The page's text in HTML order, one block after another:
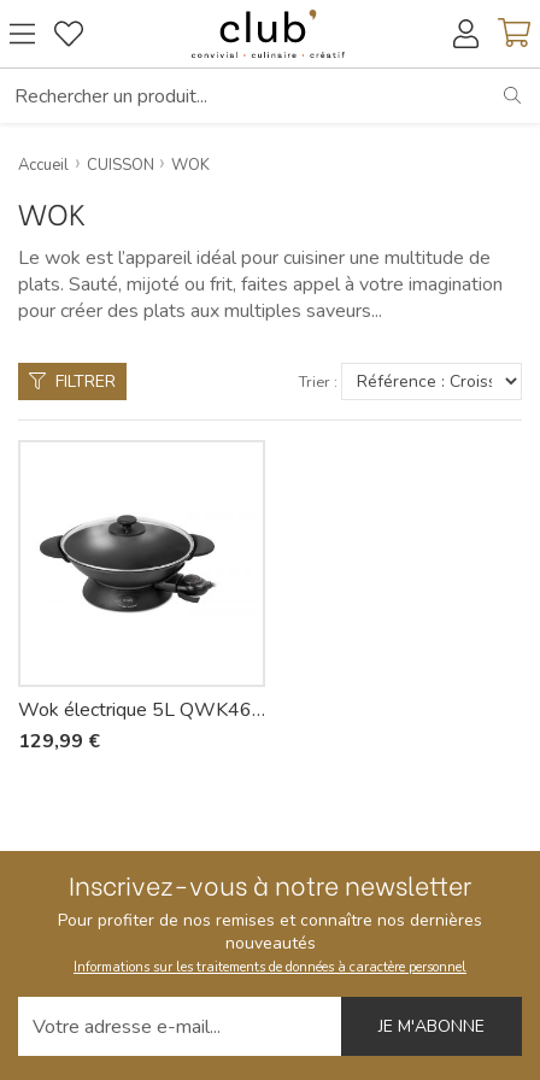
Accueil CUISSON WOK
WOK
Le wok est l’appareil idéal pour cuisiner une multitude de
plats. Sauté, mijoté ou frit, faites appel à votre imagination
pour créer des plats aux multiples saveurs...
FILTRER Trier :
Wok électrique 5L QWK460 - Riviera-et-Bar
129,99 €
Inscrivez-vous à notre newsletter
Pour profiter de nos remises et connaître nos dernières
nouveautés
Informations sur les traitements de données à caractère personnel